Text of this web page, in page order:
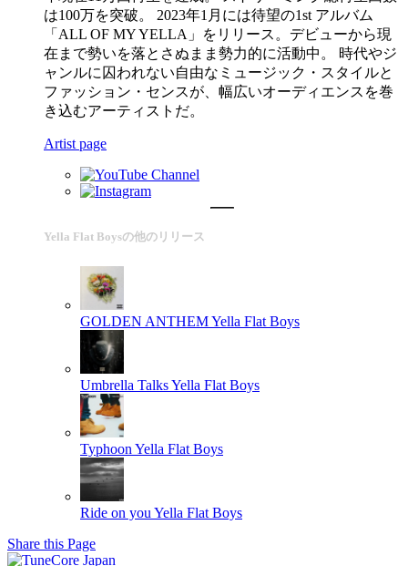
は100万を突破。 2023年1月には待望の1st アルバム
「ALL OF MY YELLA」をリリース。デビューから現
在まで勢いを落とさぬまま勢力的に活動中。 時代やジ
ャンルに囚われない自由なミュージック・スタイルと
ファッション・センスが、幅広いオーディエンスを巻
き込むアーティストだ。
Artist page
Yella Flat Boysの他のリリース
GOLDEN ANTHEMYella Flat Boys
Umbrella TalksYella Flat Boys
Typhoon Yella Flat Boys
Ride on you Yella Flat Boys
Share this Page